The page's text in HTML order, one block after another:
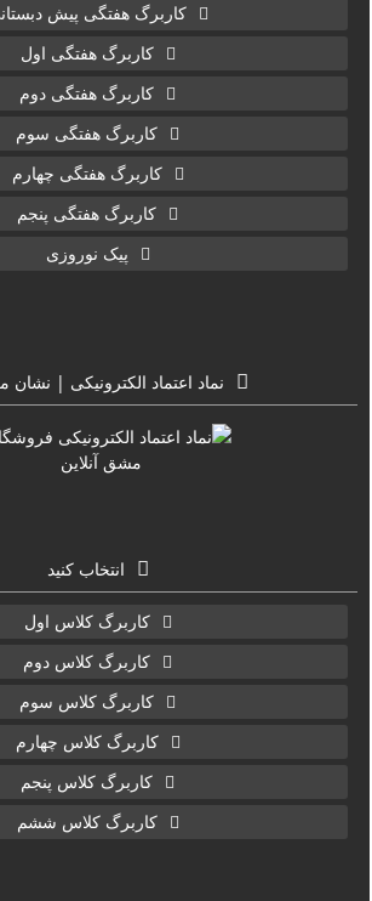
کاربرگ هفتگی پیش
کاربرگ هفتگی اول
کاربرگ هفتگی دوم
کاربرگ هفتگی سوم
کاربرگ هفتگی چهارم
کاربرگ هفتگی پنجم
پیک نوروزی
نماد اعتماد الکترونیکی | نشان
انتخاب کنید
کاربرگ کلاس اول
کاربرگ کلاس دوم
کاربرگ کلاس سوم
کاربرگ کلاس چهارم
کاربرگ کلاس پنجم
کاربرگ کلاس ششم